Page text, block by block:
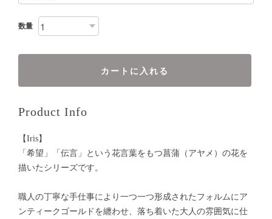
数量
カートに入れる
Product Info
【Iris】
「希望」「伝言」という花言葉をもつ菖蒲（アヤメ）の花を
描いたシリーズです。
職人の丁寧な手仕事により一つ一つ形成されたフォルムにア
ンティークゴールドを纏わせ、落ち着いた大人の雰囲気に仕